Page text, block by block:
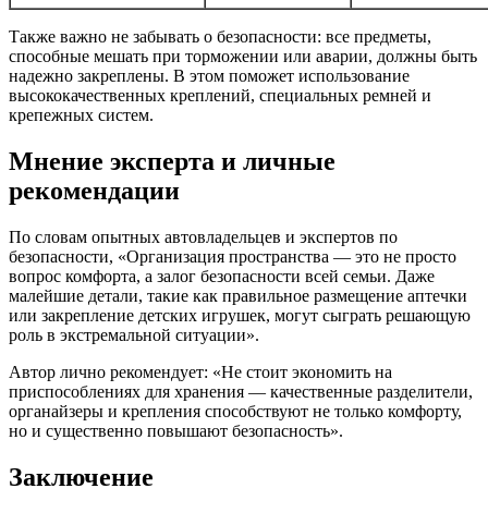
Также важно не забывать о безопасности: все предметы,
способные мешать при торможении или аварии, должны быть
надежно закреплены. В этом поможет использование
высококачественных креплений, специальных ремней и
крепежных систем.
Мнение эксперта и личные
рекомендации
По словам опытных автовладельцев и экспертов по
безопасности, «Организация пространства — это не просто
вопрос комфорта, а залог безопасности всей семьи. Даже
малейшие детали, такие как правильное размещение аптечки
или закрепление детских игрушек, могут сыграть решающую
роль в экстремальной ситуации».
Автор лично рекомендует: «Не стоит экономить на
приспособлениях для хранения — качественные разделители,
органайзеры и крепления способствуют не только комфорту,
но и существенно повышают безопасность».
Заключение